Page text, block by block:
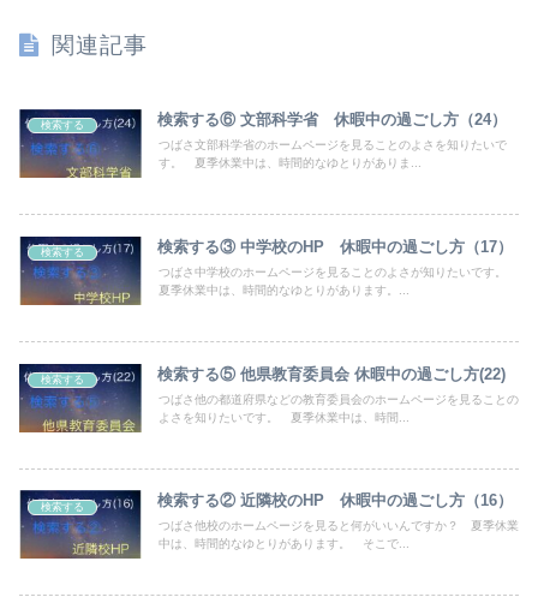
関連記事
検索する 検索する⑥ 文部科学省 休暇中の過ごし方（24）
つばさ文部科学省のホームページを見ることのよさを知りたいで
す。 夏季休業中は、時間的なゆとりがありま...
検索する 検索する③ 中学校のHP 休暇中の過ごし方（17）
つばさ中学校のホームページを見ることのよさが知りたいです。
夏季休業中は、時間的なゆとりがあります。...
検索する 検索する⑤ 他県教育委員会 休暇中の過ごし方(22)
つばさ他の都道府県などの教育委員会のホームページを見ることの
よさを知りたいです。 夏季休業中は、時間...
検索する 検索する② 近隣校のHP 休暇中の過ごし方（16）
つばさ他校のホームページを見ると何がいいんですか？ 夏季休業
中は、時間的なゆとりがあります。 そこで...